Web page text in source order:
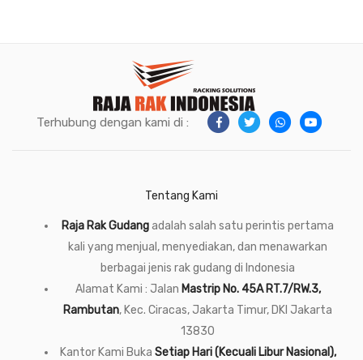
Terhubung dengan kami di :
Tentang Kami
Raja Rak Gudangadalah salah satu perintis pertama
kali yang menjual, menyediakan, dan menawarkan
berbagai jenis rak gudang di Indonesia
Alamat Kami : Jalan Mastrip No. 45A RT.7/RW.3,
Rambutan, Kec. Ciracas, Jakarta Timur, DKI Jakarta
13830
Kantor Kami Buka Setiap Hari (Kecuali Libur Nasional),